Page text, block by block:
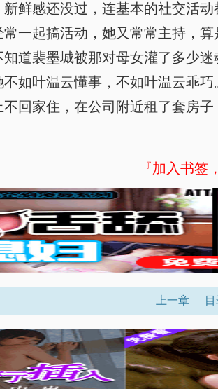
鲜感还没过，连基本的社交活
一起搞活动，她又常常主持，
道裴墨城被那对母女灌了多少
如叶温云懂事，不如叶温云乖
回家住，在公司附近租了套房
『加入书签
上一章